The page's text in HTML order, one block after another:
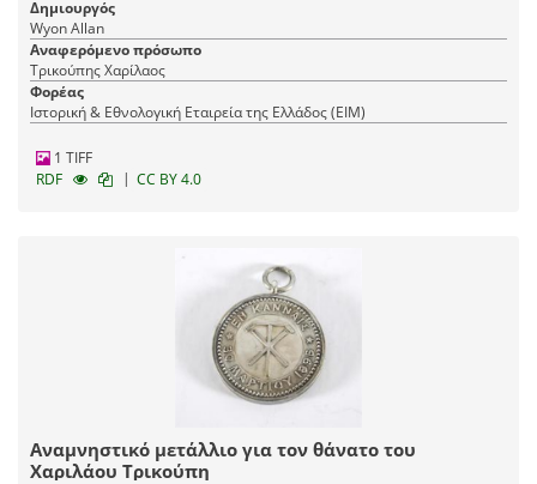
Δημιουργός
Wyon Allan
Αναφερόμενο πρόσωπο
Τρικούπης Χαρίλαος
Φορέας
Ιστορική & Εθνολογική Εταιρεία της Ελλάδος (EIM)
1 TIFF
RDF
| CC BY 4.0
Αναμνηστικό μετάλλιο για τον θάνατο του
Χαριλάου Τρικούπη